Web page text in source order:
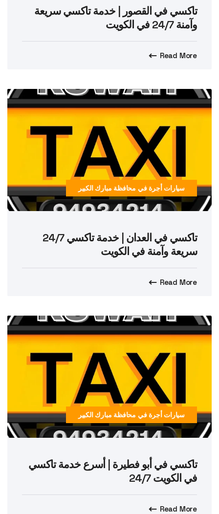
تاكسي في القصور | خدمة تاكسي سريعة
وآمنة 24/7 في الكويت
Read More
سيارات أجرة في محافظة مبارك الكبير
تاكسي في العدان | خدمة تاكسي 24/7
سريعة وآمنة في الكويت
Read More
سيارات أجرة في محافظة مبارك الكبير
تاكسي في أبو فطيرة | أسرع خدمة تاكسي
في الكويت 24/7
Read More